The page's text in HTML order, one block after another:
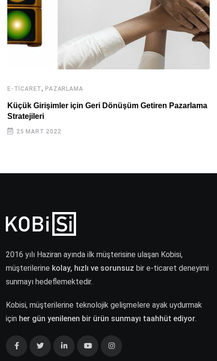
E-TICARET,PAZARLAMA
Küçük Girişimler için Geri Dönüşüm Getiren Pazarlama
Stratejileri
25 MART 2022
2016 yılı Haziran ayında ilk müşterisine ulaşan Kobisi,
müşterilerine kolay, hızlı ve sorunsuz bir e-ticaret deneyimi
sunmayı hedeflemektedir.
Kobisi, müşterilerine teknolojik gelişmelere ayak uydurmak
için her gün yenilenen bir ürün sunmayı taahhüt ediyor.